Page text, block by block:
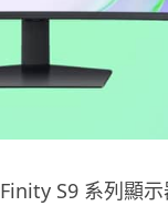
S9 系列顯